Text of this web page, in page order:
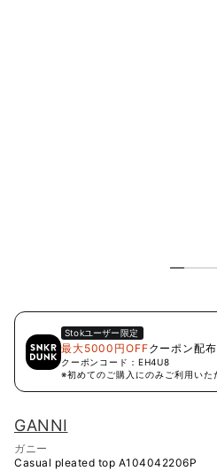
Stokユーザー限定
最大5000円OFFクーポン配
クーポンコード： EH4U8
※初めてのご購入にのみご利用いた
GANNI
ガニー
Casual pleated top A104042206P